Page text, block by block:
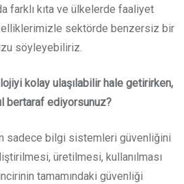
farklı kıta ve ülkelerde faaliyet
sektörde benzersiz bir
söyleyebiliriz.
kolay ulaşılabilir hale getirirken,
bertaraf ediyorsunuz?
sadece bilgi sistemleri güvenliğini
üretilmesi, kullanılması
tamamındaki güvenliği